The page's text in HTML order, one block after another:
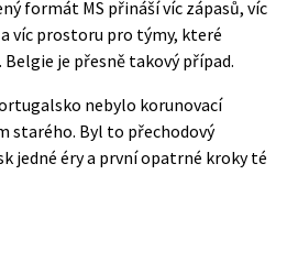
formát MS přináší víc zápasů, víc
víc prostoru pro týmy, které
je přesně takový případ.
nebylo korunovací
starého. Byl to přechodový
jedné éry a první opatrné kroky té